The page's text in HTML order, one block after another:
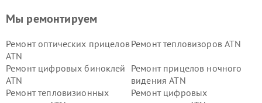
Мы ремонтируем
Ремонт оптических прицелов
ATN
Ремонт тепловизоров ATN
Ремонт цифровых биноклей
ATN
Ремонт прицелов ночного
видения ATN
Ремонт тепловизионных
Ремонт цифровых